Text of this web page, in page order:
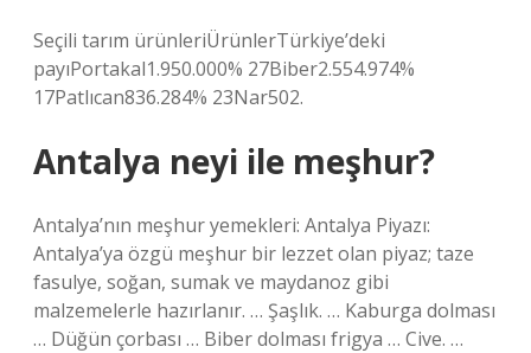
Seçili tarım ürünleriÜrünlerTürkiye’deki
payıPortakal1.950.000% 27Biber2.554.974%
17Patlıcan836.284% 23Nar502.
Antalya neyi ile meşhur?
Antalya’nın meşhur yemekleri: Antalya Piyazı:
Antalya’ya özgü meşhur bir lezzet olan piyaz; taze
fasulye, soğan, sumak ve maydanoz gibi
malzemelerle hazırlanır. … Şaşlık. … Kaburga dolması
… Düğün çorbası … Biber dolması frigya … Cive. …